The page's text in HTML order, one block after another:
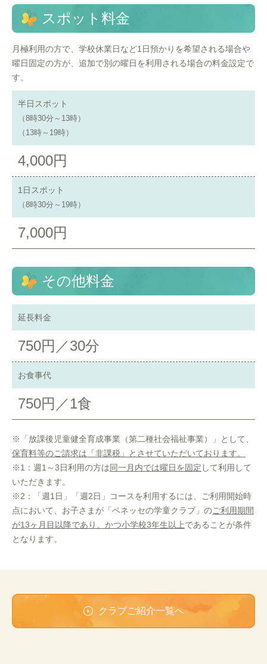
スポット料金
月極利用の方で、学校休業日など1日預かりを希望される場合や
曜日固定の方が、追加で別の曜日を利用される場合の料金設定で
す。
半日スポット
（8時30分～13時）
（13時～19時）
4,000円
1日スポット
（8時30分～19時）
7,000円
その他料金
延長料金
750円／30分
お食事代
750円／1食
※「放課後児童健全育成事業（第二種社会福祉事業）」として、
保育料等のご請求は「非課税」とさせていただいております。
※1：週1～3日利用の方は同一月内では曜日を固定 して利用して
いただきます。
※2：「週1日」「週2日」コースを利用するには、ご利用開始時
点において、お子さまが「ベネッセの学童クラブ」のご利用期間
が13ヶ月目以降であり、かつ小学校3年生以上であることが条件
となります。
クラブご紹介一覧へ